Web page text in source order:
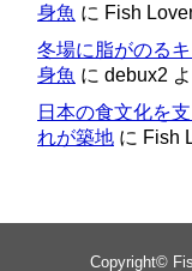
身魚 に Fish
冬場に脂がのる
身魚 に debux2
日本の食文化を
れが築地 に Fish
Copyright©